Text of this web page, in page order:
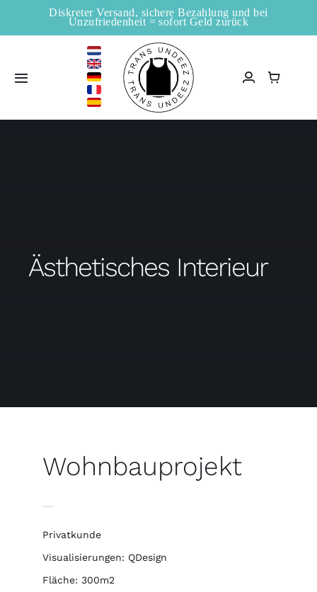
Diskreter Versand, sichere Bezahlung und bei
Unzufriedenheit = sofort Geld zurück
Toggle
Startseite
Ästhetisches Interieur
Wohnbauprojekt
Privatkunde
Visualisierungen: QDesign
Fläche: 300m2